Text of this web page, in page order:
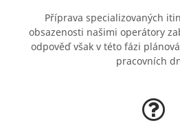
Příprava specializovaných
obsazenosti našimi operátory
odpověď však v této fázi
pracovních